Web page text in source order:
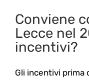
Conviene
Lecce nel
incentivi?
Gli incentivi prima